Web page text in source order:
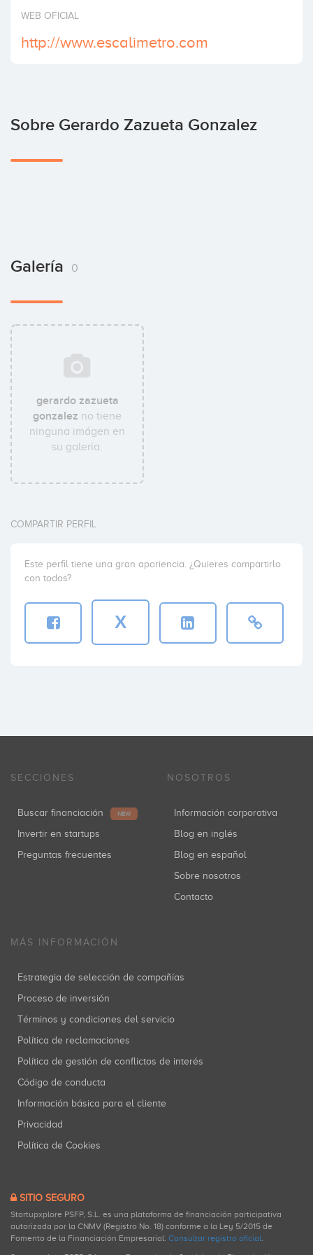
Invertir
WEB OFICIAL
http://www.escalimetro.com
Sobre Gerardo Zazueta Gonzalez
Galería 0
gerardo zazueta
gonzalez no tiene
ninguna imágen en
su galería.
COMPARTIR PERFIL
Este perfil tiene una gran apariencia. ¿Quieres compartirlo
con todos?
X
SECCIONES
Buscar financiación NEW
Invertir en startups
Preguntas frecuentes
NOSOTROS
Información corporativa
Blog en inglés
Blog en español
Sobre nosotros
Contacto
MÁS INFORMACIÓN
Estrategia de selección de compañías
Proceso de inversión
Términos y condiciones del servicio
Política de reclamaciones
Política de gestión de conflictos de interés
Código de conducta
Información básica para el cliente
Privacidad
Política de Cookies
SITIO SEGURO
Startupxplore PSFP, S.L. es una plataforma de financiación participativa
autorizada por la CNMV (Registro No. 18) conforme a la Ley 5/2015 de
Fomento de la Financiación Empresarial. Consultar registro oficial.